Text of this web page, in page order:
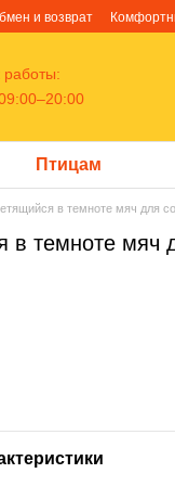
и возврат
работы:
Птицам
в темноте мяч для
в темноте мяч